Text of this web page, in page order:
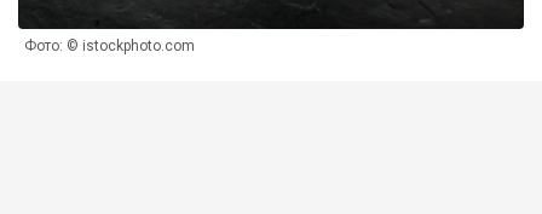
Фото: © istockphoto.com